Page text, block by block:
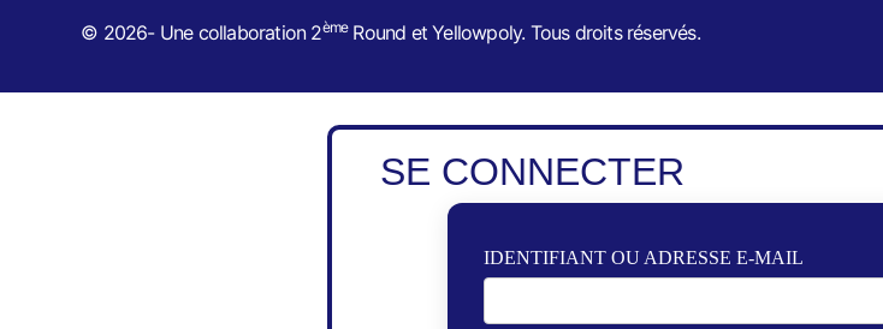
© 2026- Une collaboration 2èmeRound et Yellowpoly. Tous droits réservés.
SE CONNECTER
IDENTIFIANT OU ADRESSE E-MAIL